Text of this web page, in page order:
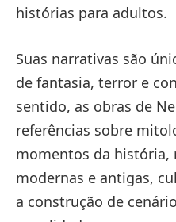
histórias para adultos.
Suas narrativas são
de fantasia, terror e
sentido, as obras de
referências sobre
momentos da história,
modernas e antigas,
a construção de